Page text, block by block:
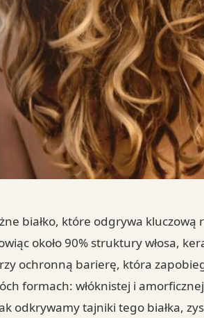
białko, które odgrywa kluczową
około 90% struktury włosa,
ochronną barierę, która
formach: włóknistej i
odkrywamy tajniki tego białka,